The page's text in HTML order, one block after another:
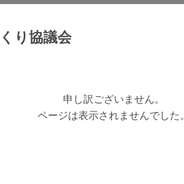
り協議会
申し訳ございません。
ページは表示されませんでした。